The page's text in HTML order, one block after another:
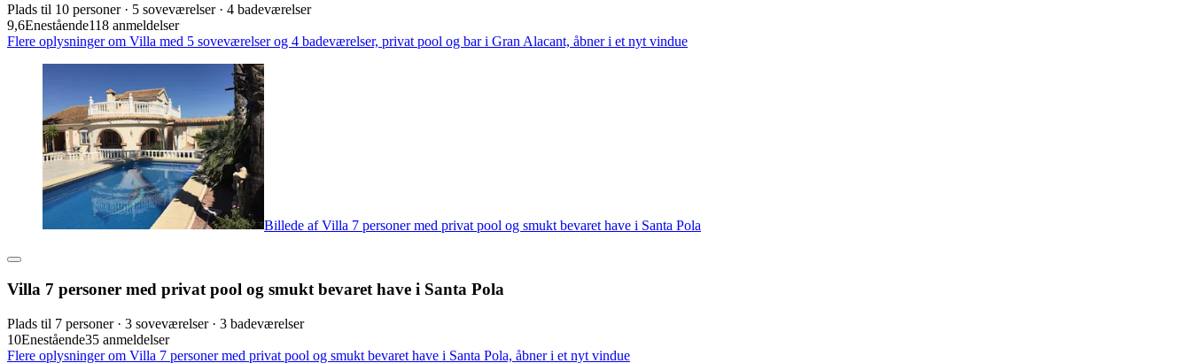
Plads til 10 personer · 5 soveværelser · 4 badeværelser
9,6Enestående118 anmeldelser
Flere oplysninger om Villa med 5 soveværelser og 4 badeværelser, privat pool og bar i Gran Alacant, åbner i et nyt vindue
Billede af Villa 7 personer med privat pool og smukt bevaret have i Santa Pola
Villa 7 personer med privat pool og smukt bevaret have i Santa Pola
Plads til 7 personer · 3 soveværelser · 3 badeværelser
10Enestående35 anmeldelser
Flere oplysninger om Villa 7 personer med privat pool og smukt bevaret have i Santa Pola, åbner i et nyt vindue